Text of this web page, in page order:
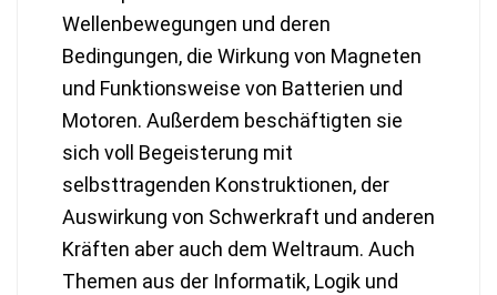
Wellenbewegungen und deren
Bedingungen, die Wirkung von Magneten
und Funktionsweise von Batterien und
Motoren. Außerdem beschäftigten sie
sich voll Begeisterung mit
selbsttragenden Konstruktionen, der
Auswirkung von Schwerkraft und anderen
Kräften aber auch dem Weltraum. Auch
Themen aus der Informatik, Logik und